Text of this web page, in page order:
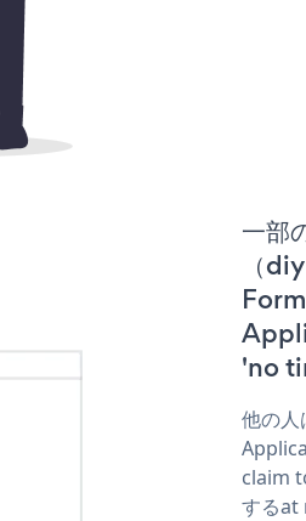
一部
（
'no
他の
claim
するat